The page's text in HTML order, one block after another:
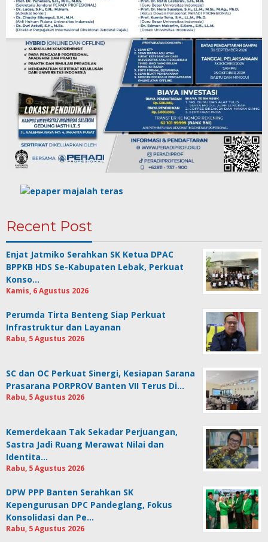
Recent Post
Enjat Jatmiko Serahkan SK Ketua DPAC
BPPKB HDS Se-Kabupaten Lebak, Perkuat
Konso…
Kamis, 6 Agustus 2026
Perumda Tirta Benteng Siap Perkuat
Infrastruktur dan Layanan
Rabu, 5 Agustus 2026
SC dan OC Perkuat Sinergi, Kesiapan Sarana
Prasarana PORPROV Banten VII Terus Di…
Rabu, 5 Agustus 2026
Kemerdekaan Tak Sekadar Perjuangan,
Sastra Jadi Ruang Merawat Nilai dan
Identita…
Rabu, 5 Agustus 2026
DPW PPP Banten Serahkan SK
Kepengurusan DPC Pandeglang, Fokus
Konsolidasi dan Pe…
Rabu, 5 Agustus 2026